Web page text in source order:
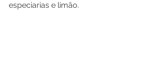
especiarias e limão.